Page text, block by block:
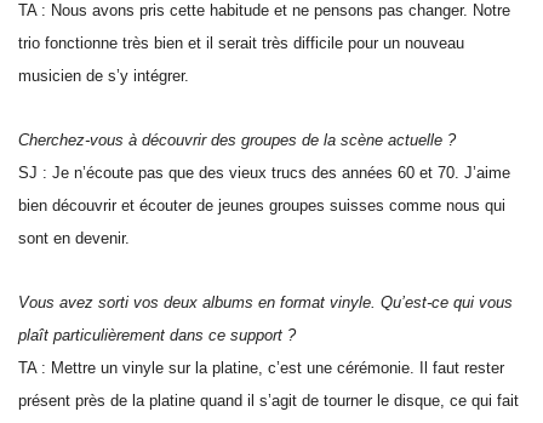
TA : Nous avons pris cette habitude et ne pensons pas changer. Notre
trio fonctionne très bien et il serait très difficile pour un nouveau
musicien de s’y intégrer.
Cherchez-vous à découvrir des groupes de la scène actuelle ?
SJ : Je n’écoute pas que des vieux trucs des années 60 et 70. J’aime
bien découvrir et écouter de jeunes groupes suisses comme nous qui
sont en devenir.
Vous avez sorti vos deux albums en format vinyle. Qu’est-ce qui vous
plaît particulièrement dans ce support ?
TA : Mettre un vinyle sur la platine, c’est une cérémonie. Il faut rester
présent près de la platine quand il s’agit de tourner le disque, ce qui fait